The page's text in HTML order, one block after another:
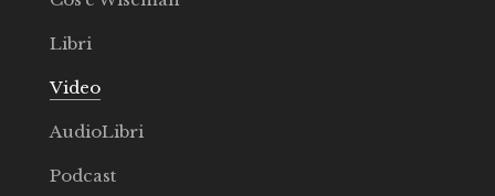
Libri
Video
AudioLibri
Podcast